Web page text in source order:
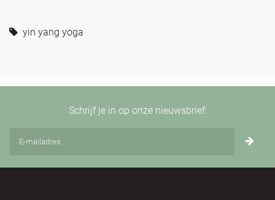
yin yang yoga
Schrijf je in op onze nieuwsbrief: